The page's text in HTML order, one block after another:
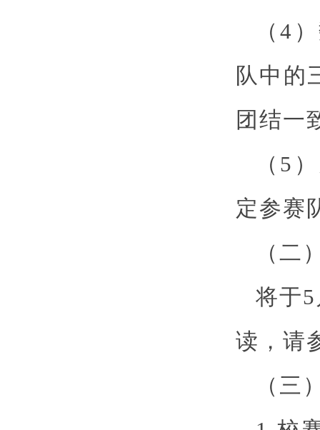
（4
队中的
团结一
（5
定参赛
（二
将于
读，请
（三